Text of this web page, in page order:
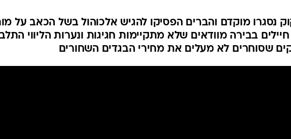
נסגרו מוקדם והברים הפסיקו להגיש אלכוהול בשל הכאב על
בבירה מוודאים שלא מתקיימות חגיגות ונערות הליווי
שסוחרים לא מעלים את מחירי הבגדים השחורים